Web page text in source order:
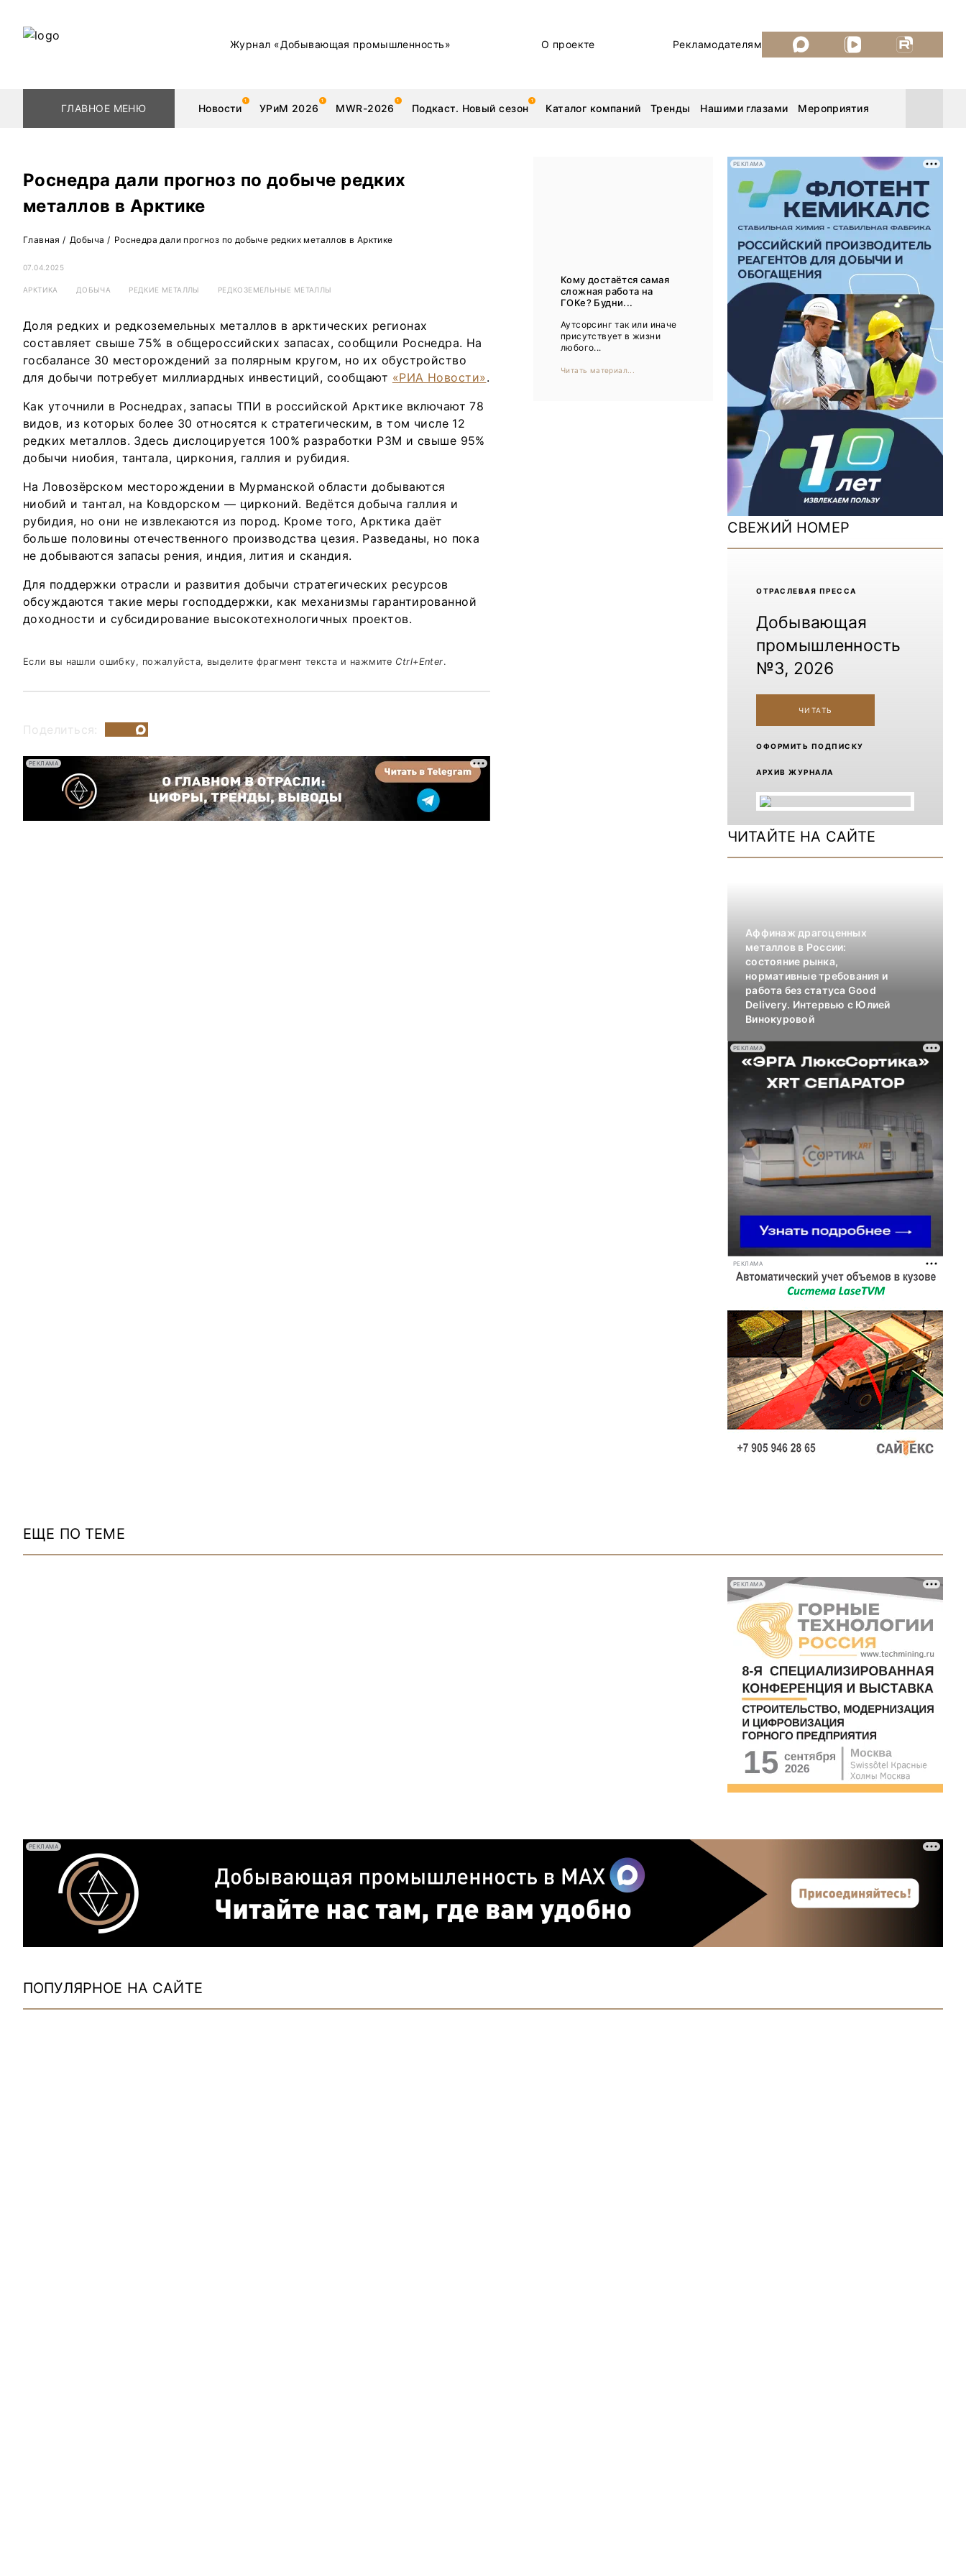
Журнал «Добывающая промышленность» О проекте Рекламодателям
ГЛАВНОЕ МЕНЮ Новости УРиМ 2026 MWR-2026 Подкаст. Новый сезон Каталог компаний Тренды Нашими глазами Мероприятия
Геологоразведка
Обогащение Золото
Тренды
Интервью
Мероприятия
Каталог компаний
Уголь России и Майнинг 2026
MiningWorld Russia 2026
ДП Подкаст. Новый сезон
Рудник 2025
ДОМ 2026
MiningWorld Russia 2025
Уголь России и Майнинг 2025
Рудник 2024 | Обзор выставки
В помощь шахтёру 2024
Уголь России и Майнинг 2024
Mining World Russia 2024
Роснедра дали прогноз по добыче редких
металлов в Арктике
Главная / Добыча / Роснедра дали прогноз по добыче редких металлов в Арктике
07.04.2025
АРКТИКА ДОБЫЧА РЕДКИЕ МЕТАЛЛЫ РЕДКОЗЕМЕЛЬНЫЕ МЕТАЛЛЫ
Доля редких и редкоземельных металлов в арктических регионах
составляет свыше 75% в общероссийских запасах, сообщили Роснедра. На
госбалансе 30 месторождений за полярным кругом, но их обустройство
для добычи потребует миллиардных инвестиций, сообщают «РИА Новости».
Как уточнили в Роснедрах, запасы ТПИ в российской Арктике включают 78
видов, из которых более 30 относятся к стратегическим, в том числе 12
редких металлов. Здесь дислоцируется 100% разработки РЗМ и свыше 95%
добычи ниобия, тантала, циркония, галлия и рубидия.
На Ловозёрском месторождении в Мурманской области добываются
ниобий и тантал, на Ковдорском — цирконий. Ведётся добыча галлия и
рубидия, но они не извлекаются из пород. Кроме того, Арктика даёт
больше половины отечественного производства цезия. Разведаны, но пока
не добываются запасы рения, индия, лития и скандия.
Для поддержки отрасли и развития добычи стратегических ресурсов
обсуждаются такие меры господдержки, как механизмы гарантированной
доходности и субсидирование высокотехнологичных проектов.
Если вы нашли ошибку, пожалуйста, выделите фрагмент текста и нажмите Ctrl+Enter.
Поделиться:
РЕКЛАМА
Кому достаётся самая
сложная работа на
ГОКе? Будни...
Аутсорсинг так или иначе
присутствует в жизни
любого...
Читать материал...
РЕКЛАМА
СВЕЖИЙ НОМЕР
ОТРАCЛЕВАЯ ПРЕССА
Добывающая
промышленность
№3, 2026
ЧИТАТЬ
ОФОРМИТЬ ПОДПИСКУ
АРХИВ ЖУРНАЛА
ЧИТАЙТЕ НА САЙТЕ
Аффинаж драгоценных
металлов в России:
состояние рынка,
нормативные требования и
работа без статуса Good
Delivery. Интервью с Юлией
Винокуровой
РЕКЛАМА
РЕКЛАМА
ЕЩЕ ПО ТЕМЕ
РЕКЛАМА
РЕКЛАМА
ПОПУЛЯРНОЕ НА САЙТЕ